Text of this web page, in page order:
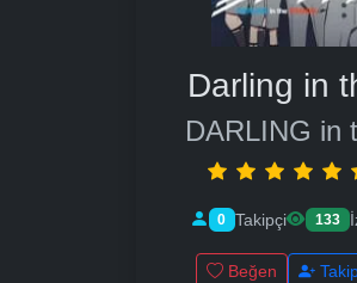
Darling in
DARLING in
0 Takipçi 133
Beğen